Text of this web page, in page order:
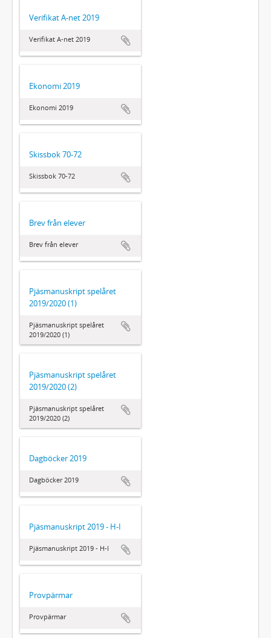
Verifikat A-net 2019
Verifikat A-net 2019
Ekonomi 2019
Ekonomi 2019
Skissbok 70-72
Skissbok 70-72
Brev från elever
Brev från elever
Pjäsmanuskript spelåret
2019/2020 (1)
Pjäsmanuskript spelåret
2019/2020 (1)
Pjäsmanuskript spelåret
2019/2020 (2)
Pjäsmanuskript spelåret
2019/2020 (2)
Dagböcker 2019
Dagböcker 2019
Pjäsmanuskript 2019 - H-I
Pjäsmanuskript 2019 - H-I
Provpärmar
Provpärmar